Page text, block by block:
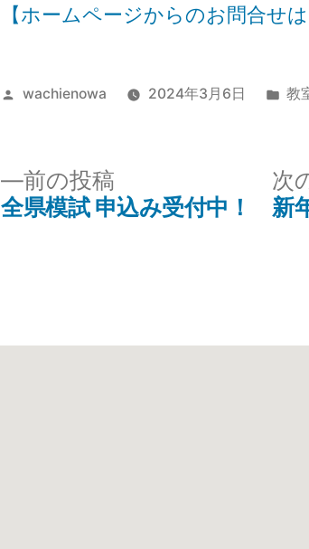
【ホームページからのお問合せは
wachienowa 2024年3月6日 教
前の投稿
全県模試 申込み受付中！
次
新